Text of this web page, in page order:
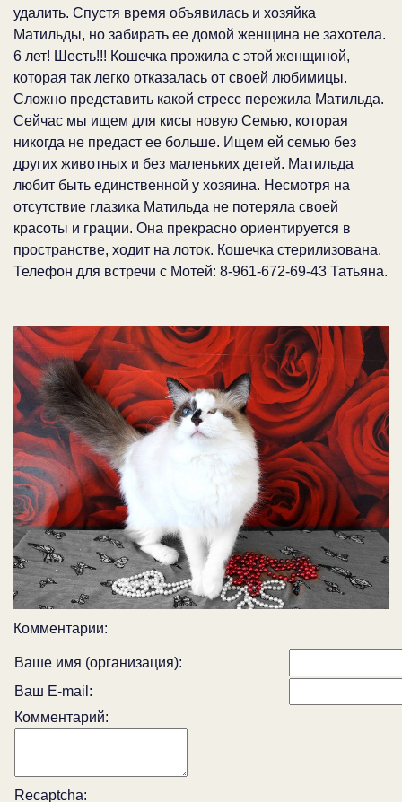
удалить. Спустя время объявилась и хозяйка
Матильды, но забирать ее домой женщина не захотела.
6 лет! Шесть!!! Кошечка прожила с этой женщиной,
которая так легко отказалась от своей любимицы.
Сложно представить какой стресс пережила Матильда.
Сейчас мы ищем для кисы новую Семью, которая
никогда не предаст ее больше. Ищем ей семью без
других животных и без маленьких детей. Матильда
любит быть единственной у хозяина. Несмотря на
отсутствие глазика Матильда не потеряла своей
красоты и грации. Она прекрасно ориентируется в
пространстве, ходит на лоток. Кошечка стерилизована.
Телефон для встречи с Мотей: 8-961-672-69-43 Татьяна.
Комментарии:
Ваше имя (организация):
Ваш E-mail:
Комментарий:
Recaptcha: